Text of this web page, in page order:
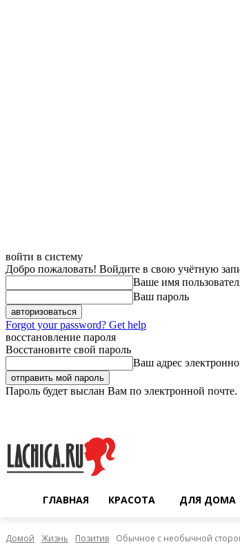
войти в систему
Добро пожаловать! Войдите в свою учётную
Ваше имя
Ваш пароль
Forgot your password? Get help
восстановление пароля
Восстановите свой пароль
Ваш адрес
Пароль будет выслан Вам по электронной почте.
ГЛАВНАЯ КРАСОТА ДЛЯ ДОМА
Домой Жизнь Позитив Обычное с необычной